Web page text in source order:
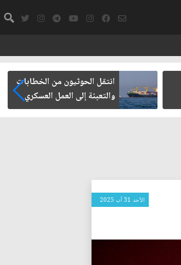
انتقل الحوثيون من الخطابات
والتعبئة إلى العمل العسكري
الأحد 31 آب 2025